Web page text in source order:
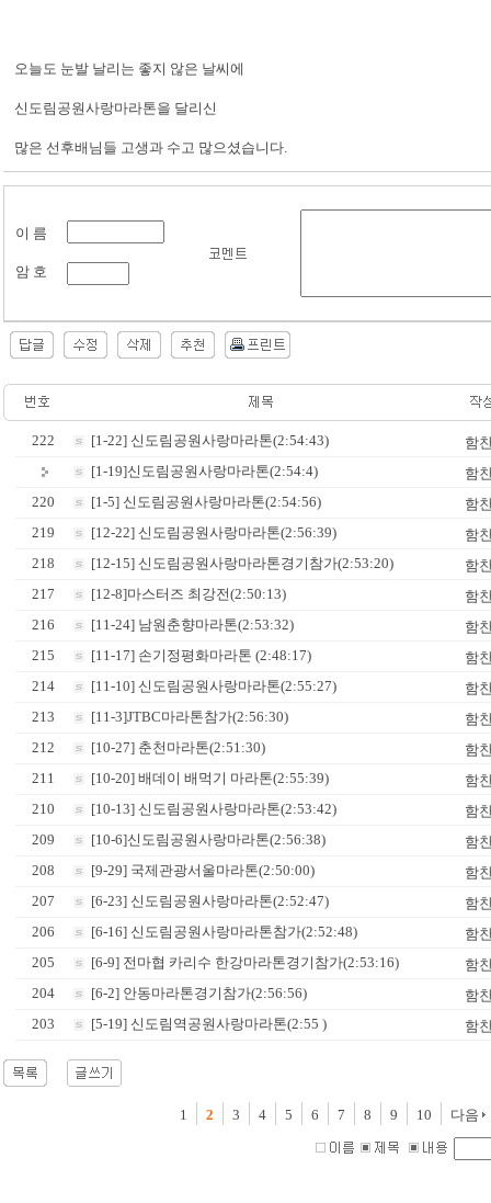
오늘도 눈발 날리는 좋지 않은 날씨에
신도림공원사랑마라톤을 달리신
많은 선후배님들 고생과 수고 많으셨습니다.
이 름
암 호
222 [1-22] 신도림공원사랑마라톤(2:54:43)
함
[1-19]신도림공원사랑마라톤(2:54:4)
함
220
[1-5] 신도림공원사랑마라톤(2:54:56)
함
219
[12-22] 신도림공원사랑마라톤(2:56:39)
함
218
[12-15] 신도림공원사랑마라톤경기참가(2:53:20)
함
217
[12-8]마스터즈 최강전(2:50:13)
함
216
[11-24] 남원춘향마라톤(2:53:32)
함
215
[11-17] 손기정평화마라톤 (2:48:17)
함
214
[11-10] 신도림공원사랑마라톤(2:55:27)
함
213
[11-3]JTBC마라톤참가(2:56:30)
함
212
[10-27] 춘천마라톤(2:51:30)
함
211
[10-20] 배데이 배먹기 마라톤(2:55:39)
함
210
[10-13] 신도림공원사랑마라톤(2:53:42)
함
209
[10-6]신도림공원사랑마라톤(2:56:38)
함
208
[9-29] 국제관광서울마라톤(2:50:00)
함
207
[6-23] 신도림공원사랑마라톤(2:52:47)
함
206
[6-16] 신도림공원사랑마라톤참가(2:52:48)
함
205
[6-9] 전마협 카리수 한강마라톤경기참가(2:53:16)
함
204
[6-2] 안동마라톤경기참가(2:56:56)
함
203
[5-19] 신도림역공원사랑마라톤(2:55 ) 함
1 2 3 4 5 6 7 8 9 10 다음